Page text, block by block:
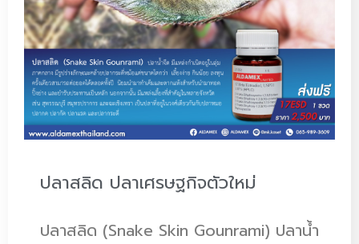
ปลาสลิด ปลาเศรษฐกิจตัวใหม่
ปลาสลิด (Snake Skin Gounrami) ปลาน้ำ